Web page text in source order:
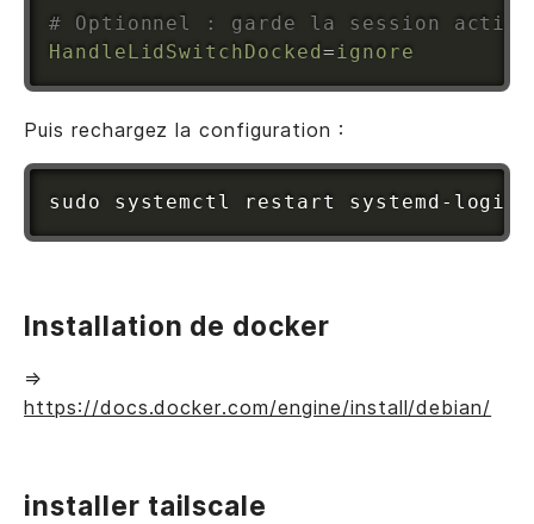
# Optionnel : garde la session active
HandleLidSwitchDocked=ignore
Puis rechargez la configuration :
sudo
Installation de docker
=>
https://docs.docker.com/engine/install/debian/
installer tailscale